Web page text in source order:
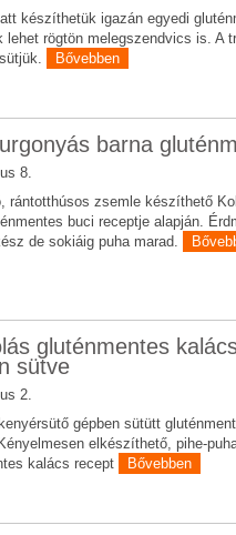
készíthetük igazán egyedi
lehet rögtön melegszendvics is. A
Bővebben
barna
8.
rántotthúsos zsemle készíthető
buci receptje alapján.
de sokiáig puha marad.
gluténmentes
sütve
2.
gépben sütütt
elkészíthető, pihe-
kalács recept
Bővebben